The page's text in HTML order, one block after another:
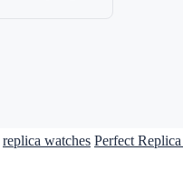
replica watches Perfect